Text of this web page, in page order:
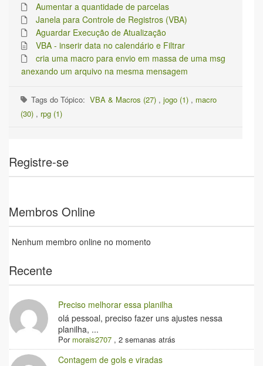
Aumentar a quantidade de parcelas
Janela para Controle de Registros (VBA)
Aguardar Execução de Atualização
VBA - inserir data no calendário e Filtrar
cria uma macro para envio em massa de uma msg
anexando um arquivo na mesma mensagem
Tags do Tópico: VBA & Macros (27) , jogo (1) , macro
(30) , rpg (1)
Registre-se
Membros Online
Nenhum membro online no momento
Recente
Preciso melhorar essa planilha
olá pessoal, preciso fazer uns ajustes nessa
planilha, ...
Por morais2707 ,2 semanas atrás
Contagem de gols e viradas